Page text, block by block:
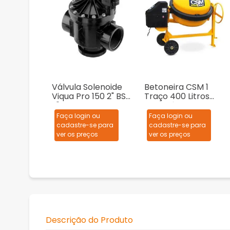
Válvula Solenoide
Viqua Pro 150 2" BSP
2"
Faça login ou
cadastre-se para
ver os preços
Betoneira CSM 1
Traço 400 Litros
Monofásica
127/220V
Faça login ou
cadastre-se para
ver os preços
Descrição do Produto